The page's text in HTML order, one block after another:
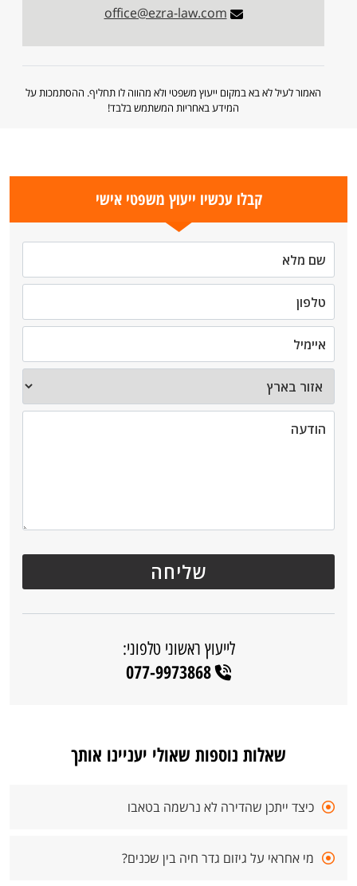
office@ezra-law.com
האמור לעיל לא בא במקום ייעוץ משפטי ולא מהווה לו תחליף. ההסתמכות על
המידע באחריות המשתמש בלבד!
קבלו עכשיו ייעוץ משפטי אישי
לייעוץ ראשוני טלפוני:
077-9973868
שאלות נוספות שאולי יעניינו אותך
כיצד ייתכן שהדירה לא נרשמה בטאבו
מי אחראי על גיזום גדר חיה בין שכנים?